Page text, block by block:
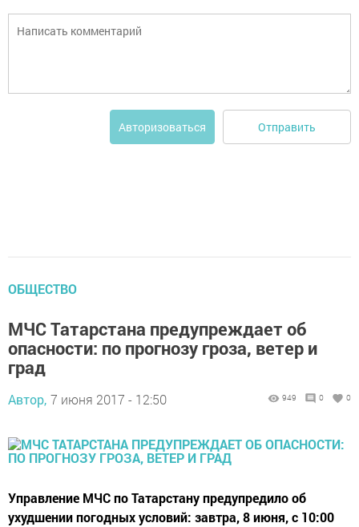
Авторизоваться Отправить
ОБЩЕСТВО
МЧС Татарстана предупреждает об
опасности: по прогнозу гроза, ветер и
град
Автор, 7 июня 2017 - 12:50 949 0 0
Управление МЧС по Татарстану предупредило об
ухудшении погодных условий: завтра, 8 июня, с 10:00